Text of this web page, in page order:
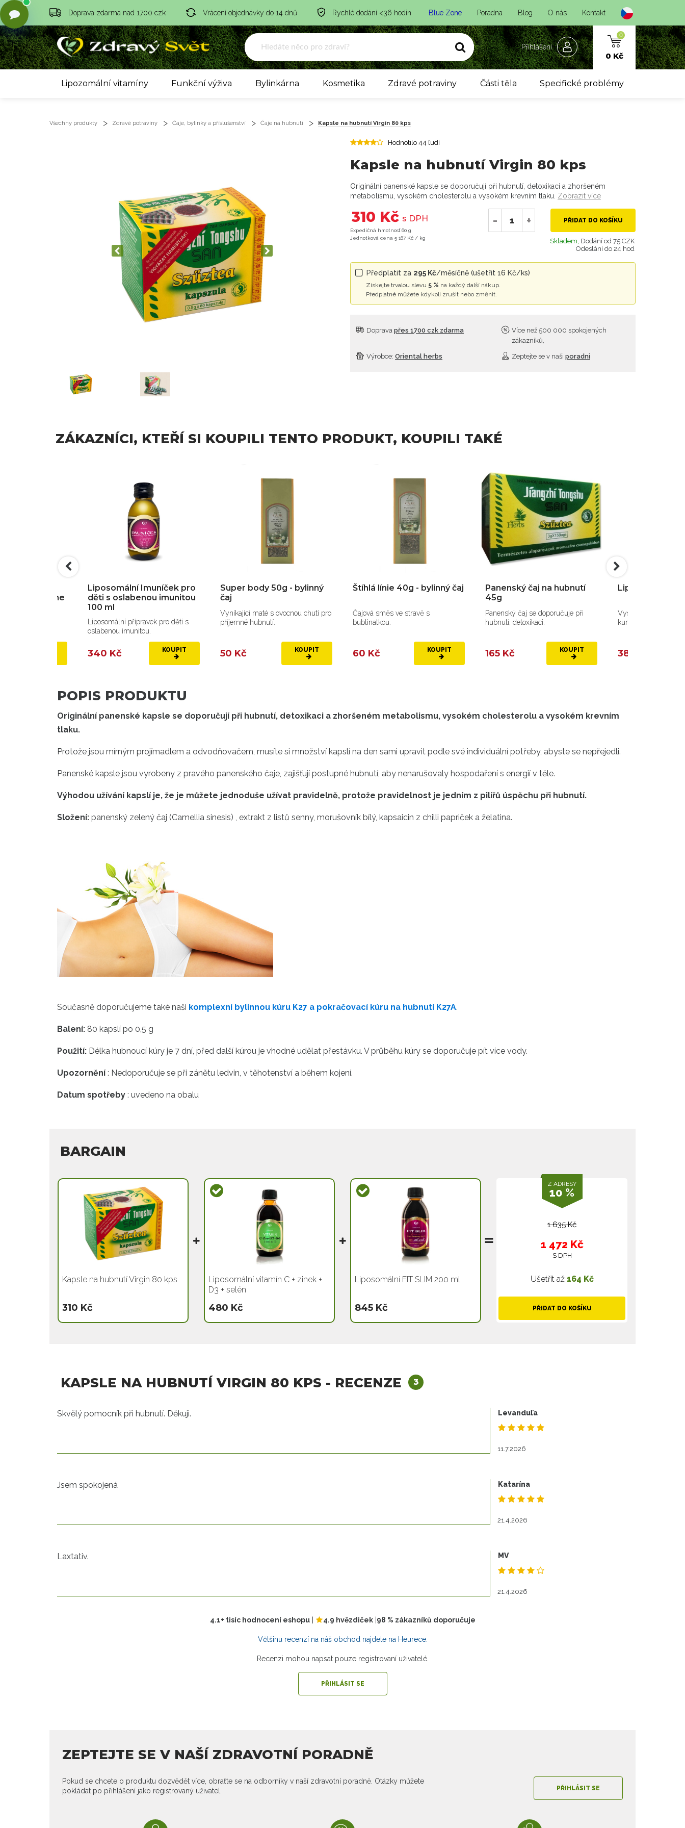
Doprava zdarma nad 1700 czk Vrácení objednávky do 14 dnů Rychlé dodání <36 hodin Blue Zone Poradna Blog O nás Kontakt
0
0 Kč
Přihlášení
Lipozomální vitamíny Funkční výživa Bylinkárna Kosmetika Zdravé potraviny Části těla Specifické problémy
Všechny produkty Zdravé potraviny Čaje, bylinky a příslušenství Čaje na hubnutí Kapsle na hubnutí Virgin 80 kps
Hodnotilo 44 ľudí
Kapsle na hubnutí Virgin 80 kps
Originální panenské kapsle se doporučují při hubnutí, detoxikaci a zhoršeném
metabolismu, vysokém cholesterolu a vysokém krevním tlaku. Zobrazit více
310 Kč s DPH
Expedičná hmotnosť 60 g
Jednotková cena 5 167 Kč / kg
- + PŘIDAT DO KOŠÍKU
Skladem, Dodání od 75 CZK
Odeslání do 24 hod
Předplatit za 295 Kč/měsíčně (ušetřit 16 Kč/ks)
Získejte trvalou slevu 5 % na každý další nákup.
Předplatné můžete kdykoli zrušit nebo změnit.
Doprava přes 1700 czk zdarma
Více než 500 000 spokojených
zákazníků,
Výrobce: Oriental herbs Zeptejte se v naši poradni
ZÁKAZNÍCI, KTEŘÍ SI KOUPILI TENTO PRODUKT, KOUPILI TAKÉ
Carnosine
Liposomální Imuníček pro
děti s oslabenou imunitou
100 ml
Liposomální přípravek pro děti s
oslabenou imunitou.
340 Kč KOUPIT
Super body 50g - bylinný
čaj
Vynikající maté s ovocnou chutí pro
příjemné hubnutí.
50 Kč KOUPIT
Štíhlá línie 40g - bylinný čaj
Čajová směs ve stravě s
bublinatkou.
60 Kč KOUPIT
Panenský čaj na hubnutí
45g
Panenský čaj se doporučuje při
hubnutí, detoxikaci.
165 Kč KOUPIT
Liposomální
Vysoce biologicky
kurkuminu.
385 Kč
POPIS PRODUKTU
Originální panenské kapsle se doporučují při hubnutí, detoxikaci a zhoršeném metabolismu, vysokém cholesterolu a vysokém krevním
tlaku.
Protože jsou mírným projímadlem a odvodňovačem, musíte si množství kapslí na den sami upravit podle své individuální potřeby, abyste se nepřejedli.
Panenské kapsle jsou vyrobeny z pravého panenského čaje, zajišťují postupné hubnutí, aby nenarušovaly hospodaření s energií v těle.
Výhodou užívání kapslí je, že je můžete jednoduše užívat pravidelně, protože pravidelnost je jedním z pilířů úspěchu při hubnutí.
Složení: panenský zelený čaj (Camellia sinesis) , extrakt z listů senny, morušovník bílý, kapsaicin z chilli papriček a želatina.
Současně doporučujeme také naši komplexní bylinnou kúru K27 a pokračovací kúru na hubnutí K27A.
Balení: 80 kapslí po 0,5 g
Použití: Délka hubnoucí kúry je 7 dní, před další kúrou je vhodné udělat přestávku. V průběhu kúry se doporučuje pít více vody.
Upozornění : Nedoporučuje se při zánětu ledvin, v těhotenství a během kojení.
Datum spotřeby : uvedeno na obalu
BARGAIN
Kapsle na hubnutí Virgin 80 kps
310 Kč
Liposomální vitamín C + zinek +
D3 + selén
480 Kč
Liposomální FIT SLIM 200 ml
845 Kč
Z ADRESY
10 %
1 635 Kč
1 472 Kč
S DPH
Ušetřit až 164 Kč
PŘIDAT DO KOŠÍKU
KAPSLE NA HUBNUTÍ VIRGIN 80 KPS - RECENZE 3
Skvělý pomocník při hubnutí. Děkuji.
11.7.2026
Levanduľa
Jsem spokojená
21.4.2026
Katarína
Laxtativ.
21.4.2026
MV
4.1+ tisíc hodnocení eshopu| 4.9 hvězdiček| 98 % zákazníků doporučuje
Většinu recenzí na náš obchod najdete na Heurece.
Recenzi mohou napsat pouze registrovaní uživatelé.
PŘIHLÁSIT SE
ZEPTEJTE SE V NAŠÍ ZDRAVOTNÍ PORADNĚ
Pokud se chcete o produktu dozvědět více, obraťte se na odborníky v naší zdravotní poradně. Otázky můžete
pokládat po přihlášení jako registrovaný uživatel.
PŘIHLÁSIT SE